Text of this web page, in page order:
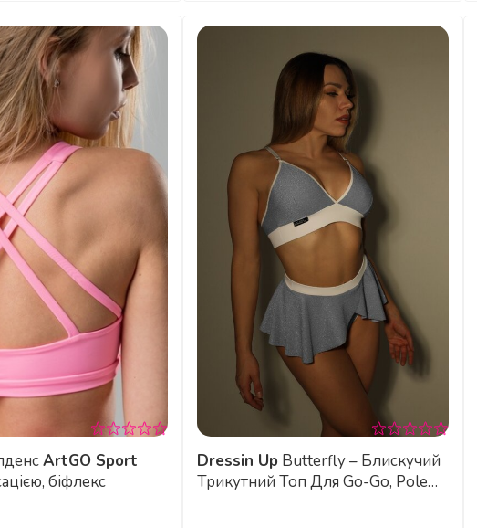
ArtGO Sport
біфлекс
Dressin Up
Трикутний Топ Для Go-Go, Pole